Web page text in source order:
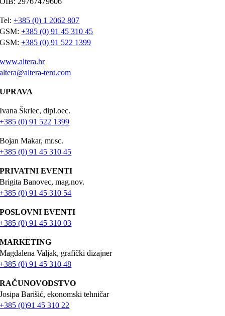
Tel:+385 (0) 1 2062 807
GSM:+385 (0) 91 45 310 45
GSM:+385 (0) 91 522 1399
www.altera.hr
altera@altera-tent.com
UPRAVA
Ivana Škrlec, dipl.oec.
+385 (0) 91 522 1399
Bojan Makar, mr.sc.
+385 (0) 91 45 310 45
PRIVATNI EVENTI
Brigita Banovec, mag.nov.
+385 (0) 91 45 310 54
POSLOVNI EVENTI
+385 (0) 91 45 310 03
MARKETING
Magdalena Valjak, grafički dizajner
+385 (0) 91 45 310 48
RAČUNOVODSTVO
Josipa Barišić, ekonomski tehničar
+385 (0)91 45 310 22